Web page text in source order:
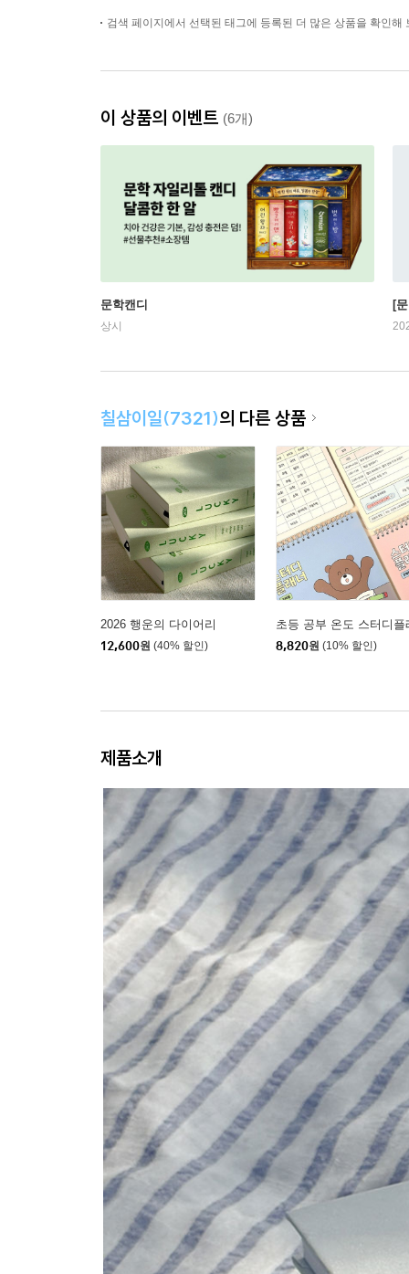
검색 페이지에서 선택된 태그에 등록된 더 많은 상품을 확인해
이 상품의 이벤트 (6개)
문학캔디
상시
[
칠삼이일(7321)의 다른 상품
2026 행운의 다이어리
12,600원 (40% 할인)
초등 공부 온도 스터디플
8,820원 (10% 할인)
제품소개